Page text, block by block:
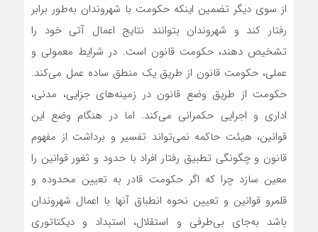
از سوی دیگر تضمین اینکه حکومت با شهروندان به‌طور برابر
رفتار کند و شهروندان بتوانند نتایج اعمال آتی خود را
تشخیص دهند، حکومت قانون است. در شرایط معمولی و
عملی، حکومت قانون از طریق یک منطق ساده عمل می‌کند.
حکومت از طریق وضع قانون در زمینه‌‌های جزایی، مدنی،
اداری و اجرایی حکمرانی می‌کند. اما در هنگام وضع این
قوانین، هیئت حاکمه نمی‌تواند تفسیر و برداشت از مفهوم
قانون و چگونگی تطبیق رفتار افراد با حدود و ثغور قوانین را
معین سازد چرا که‌ اگر حکومت قادر به تعیین محدوده و
قلمرو قوانین و تعیین نحوه ‌انطباق آنها با اعمال شهروندان
باشد به‌جای بی‌طرفی و استقلال، استبداد و دیکتاتوری